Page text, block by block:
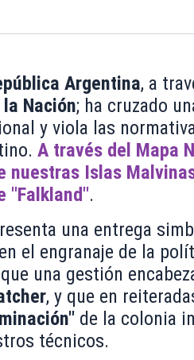
Argentina, a
Nación; ha cruzado
y viola las
A través del Mapa
Islas
"Falkland".
una entrega
el engranaje de la
una gestión
, y que en
de la colonia
técnicos.